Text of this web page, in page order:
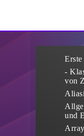
-
von
und